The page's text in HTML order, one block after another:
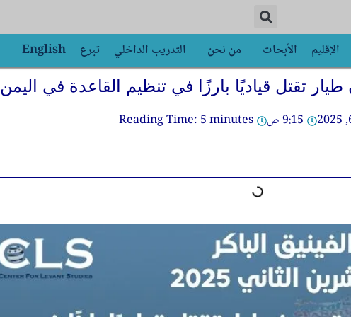
الإقليم الأبحاث من نحن التدريب الداخلي تبرع English
تقتل قياديًا بارزًا في تنظيم القاعدة في اليمن
9:15 ص Reading Time: 5minutes